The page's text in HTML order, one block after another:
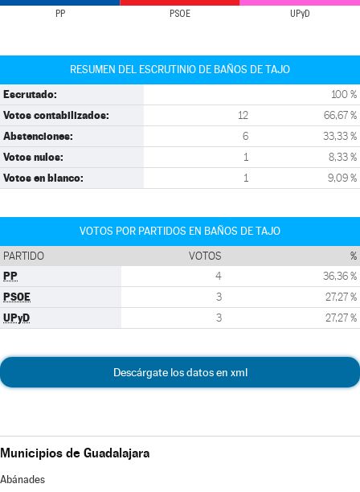
PP PSOE UPyD
RESUMEN DEL ESCRUTINIO DE BAÑOS DE TAJO
Escrutado: 100 %
Votos contabilizados: 12 66,67 %
Abstenciones: 6 33,33 %
Votos nulos: 1 8,33 %
Votos en blanco: 1 9,09 %
VOTOS POR PARTIDOS EN BAÑOS DE TAJO
PARTIDO VOTOS %
PP 4 36,36 %
PSOE 3 27,27 %
UPyD 3 27,27 %
Descárgate los datos en xml
Municipios de Guadalajara
Abánades